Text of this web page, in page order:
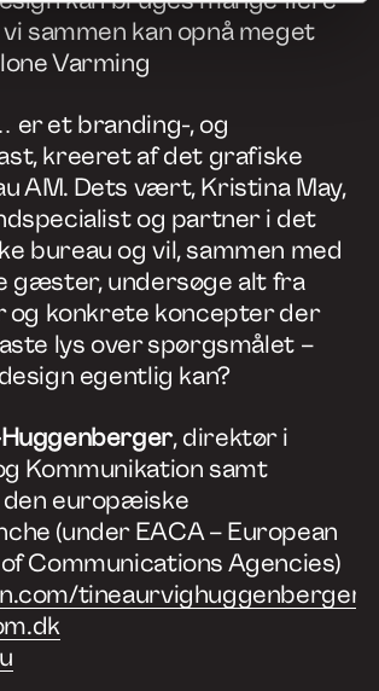
sammen kan opnå meget
Varming
er et branding-, og
kreeret af det grafiske
AM. Dets vært, Kristina May,
og partner i det
bureau og vil, sammen med
gæster, undersøge alt fra
og konkrete koncepter der
lys over spørgsmålet –
egentlig kan?
, direktør i
Kommunikation samt
europæiske
(under EACA – European
Communications Agencies)
tineaurvighuggenberger